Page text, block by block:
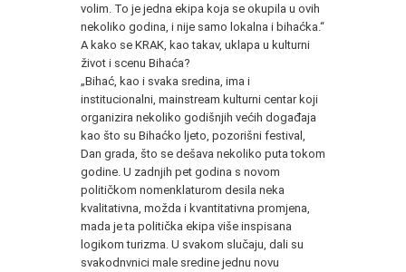
volim. To je jedna ekipa koja se okupila u ovih
nekoliko godina, i nije samo lokalna i bihaćka.“
A kako se KRAK, kao takav, uklapa u kulturni
život i scenu Bihaća?
„Bihać, kao i svaka sredina, ima i
institucionalni, mainstream kulturni centar koji
organizira nekoliko godišnjih većih događaja
kao što su Bihaćko ljeto, pozorišni festival,
Dan grada, što se dešava nekoliko puta tokom
godine. U zadnjih pet godina s novom
političkom nomenklaturom desila neka
kvalitativna, možda i kvantitativna promjena,
mada je ta politička ekipa više inspisana
logikom turizma. U svakom slučaju, dali su
svakodnvnici male sredine jednu novu